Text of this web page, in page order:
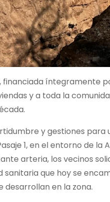
íntegramente
y a toda la
y gestiones para
1, en el entorno de la
arteria, los vecinos
que hoy se
desarrollan en la zona.